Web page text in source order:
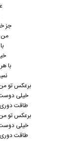
جز
من
با
برعکس تو
خیلی
طاقت
برعکس تو
خیلی
طاقت